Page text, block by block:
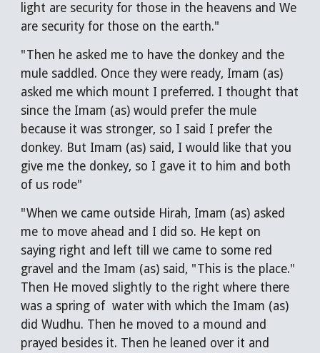
light are security for those in the heavens and We
are security for those on the earth."
"Then he asked me to have the donkey and the
mule saddled. Once they were ready, Imam (as)
asked me which mount I preferred. I thought that
since the Imam (as) would prefer the mule
because it was stronger, so I said I prefer the
donkey. But Imam (as) said, I would like that you
give me the donkey, so I gave it to him and both
of us rode"
"When we came outside Hirah, Imam (as) asked
me to move ahead and I did so. He kept on
saying right and left till we came to some red
gravel and the Imam (as) said, "This is the place."
Then He moved slightly to the right where there
was a spring of water with which the Imam (as)
did Wudhu. Then he moved to a mound and
prayed besides it. Then he leaned over it and